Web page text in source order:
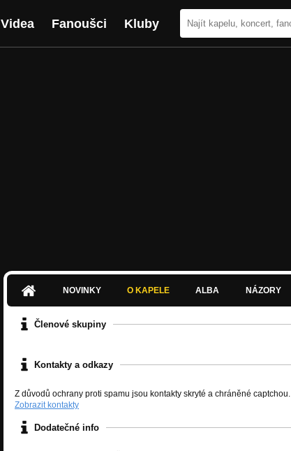
Videa Fanoušci Kluby
NOVINKY O KAPELE ALBA NÁZORY
Členové skupiny
Kontakty a odkazy
Z důvodů ochrany proti spamu jsou kontakty skryté a chráněné captchou.
Zobrazit kontakty
Dodatečné info